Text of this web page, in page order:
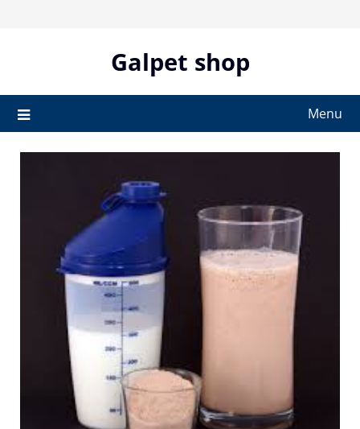
Galpet shop
Menu